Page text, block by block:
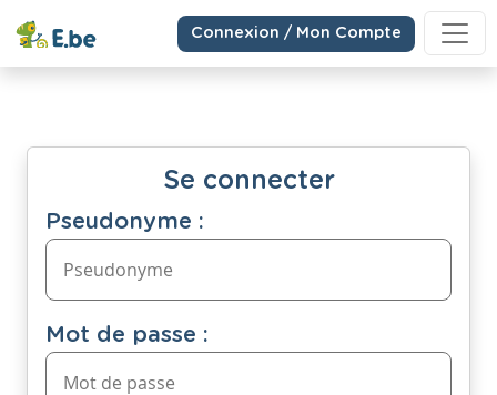
Connexion / Mon Compte
Se connecter
Pseudonyme :
Mot de passe :